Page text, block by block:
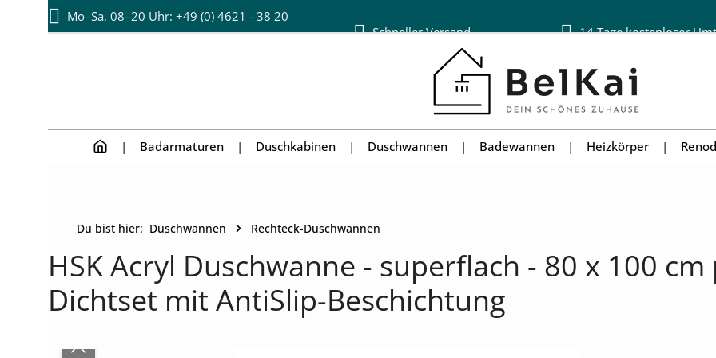
Zum Hauptinhalt springen
Zur Hauptnavigation springen
Mo–Sa, 08–20 Uhr: +49 (0) 4621 - 38 20
Schneller Versand 14 Tage kostenloser
Badarmaturen Duschkabinen Duschwannen Badewannen Heizkörper
Du bist hier: Duschwannen Rechteck-Duschwannen
HSK Acryl Duschwanne - superflach - 80 x 100
Dichtset mit AntiSlip-Beschichtung